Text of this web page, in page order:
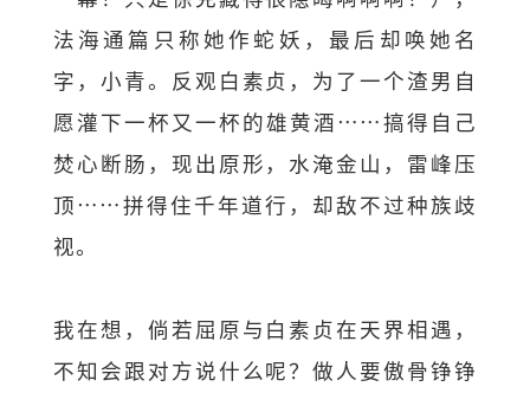
法海通篇只称她作蛇妖，最后却唤她名
字，小青。反观白素贞，为了一个渣男自
愿灌下一杯又一杯的雄黄酒……搞得自己
焚心断肠，现出原形，水淹金山，雷峰压
顶……拼得住千年道行，却敌不过种族歧
视。
我在想，倘若屈原与白素贞在天界相遇，
不知会跟对方说什么呢？做人要傲骨铮铮